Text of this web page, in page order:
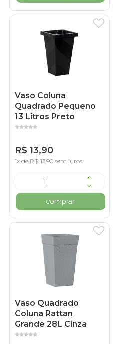
Vaso Coluna
Quadrado Pequeno
13 Litros Preto
R$ 13,90
1x de R$ 13,90 sem juros
comprar
Vaso Quadrado
Coluna Rattan
Grande 28L Cinza